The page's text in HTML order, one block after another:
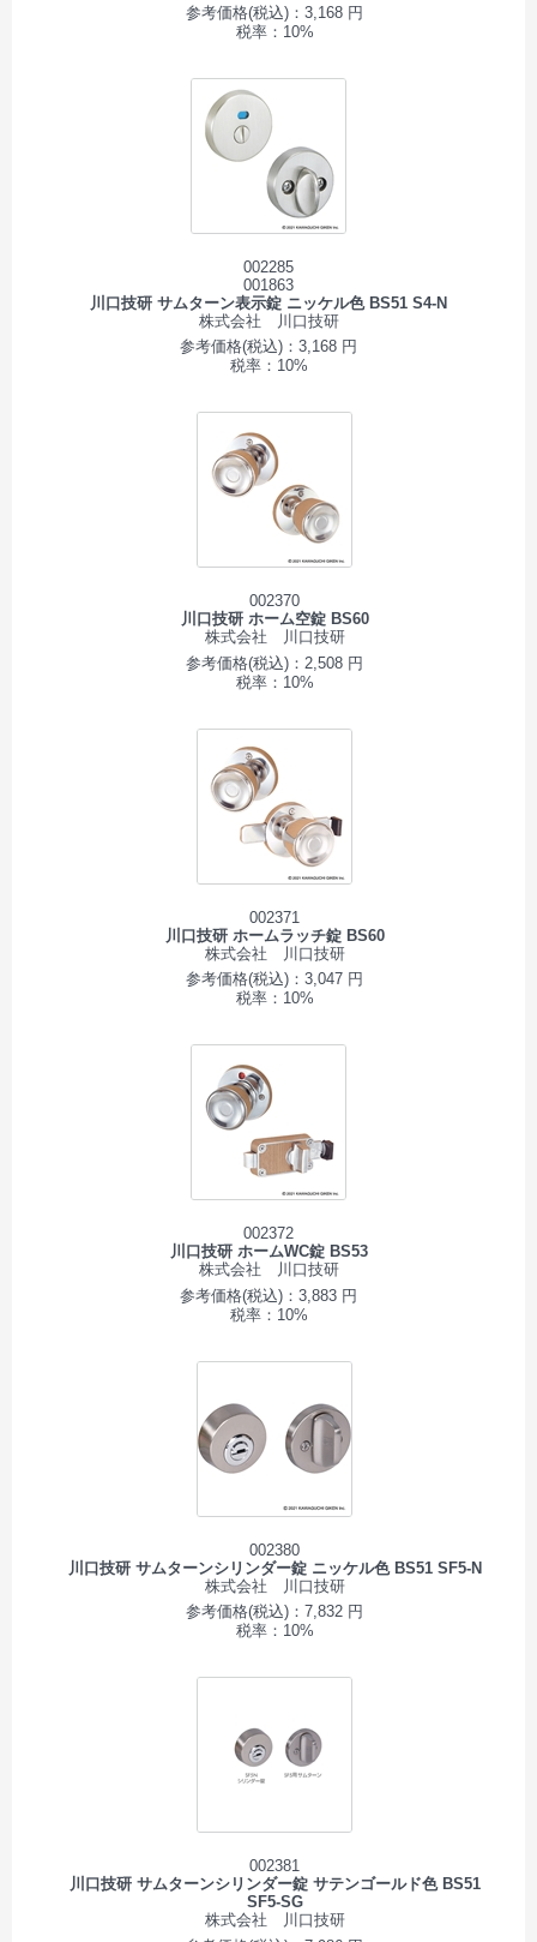
参考価格(税込)：3,168 円
税率：10%
002285
001863
川口技研 サムターン表示錠 ニッケル色 BS51 S4-N
株式会社 川口技研
参考価格(税込)：3,168 円
税率：10%
002370
川口技研 ホーム空錠 BS60
株式会社 川口技研
参考価格(税込)：2,508 円
税率：10%
002371
川口技研 ホームラッチ錠 BS60
株式会社 川口技研
参考価格(税込)：3,047 円
税率：10%
002372
川口技研 ホームWC錠 BS53
株式会社 川口技研
参考価格(税込)：3,883 円
税率：10%
002380
川口技研 サムターンシリンダー錠 ニッケル色 BS51 SF5-N
株式会社 川口技研
参考価格(税込)：7,832 円
税率：10%
002381
川口技研 サムターンシリンダー錠 サテンゴールド色 BS51
SF5-SG
株式会社 川口技研